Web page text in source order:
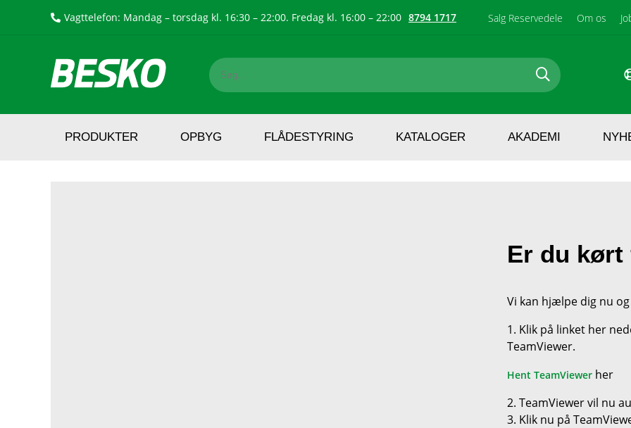
Vagttelefon: Mandag – torsdag kl. 16:30 – 22:00. Fredag kl. 16:00 – 22:00 8794 1717 Salg Reservedele Om os
PRODUKTER OPBYG FLÅDESTYRING KATALOGER AKADEMI
Er du kørt
Vi kan hjælpe dig nu
1. Klik på linket her
TeamViewer.
Hent TeamViewer her
2. TeamViewer vil nu
3. Klik nu på